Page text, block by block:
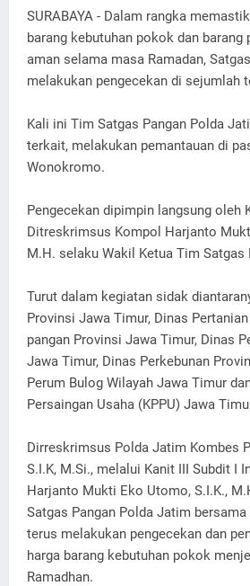
SURABAYA - Dalam rangka
barang kebutuhan pokok dan barang
aman selama masa Ramadan,
melakukan pengecekan di sejumlah
Kali ini Tim Satgas Pangan Polda
terkait, melakukan pemantauan di
Wonokromo.
Pengecekan dipimpin langsung oleh
Ditreskrimsus Kompol Harjanto
M.H. selaku Wakil Ketua Tim Satgas
Turut dalam kegiatan sidak
Provinsi Jawa Timur, Dinas
pangan Provinsi Jawa Timur, Dinas
Jawa Timur, Dinas Perkebunan
Perum Bulog Wilayah Jawa Timur
Persaingan Usaha (KPPU) Jawa
Dirreskrimsus Polda Jatim Kombes
S.I.K, M.Si., melalui Kanit III Subdit I
Harjanto Mukti Eko Utomo, S.I.K.,
Satgas Pangan Polda Jatim
terus melakukan pengecekan dan
harga barang kebutuhan pokok
Ramadhan.